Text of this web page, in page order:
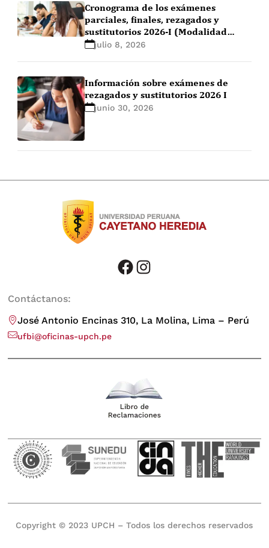
Cronograma de los exámenes
parciales, finales, rezagados y
sustitutorios 2026-I (Modalidad
Regular y PGE)
julio 8, 2026
Información sobre exámenes de
rezagados y sustitutorios 2026 I
junio 30, 2026
facebook instagram
Contáctanos:
José Antonio Encinas 310, La Molina, Lima – Perú
ufbi@oficinas-upch.pe
Copyright © 2023 UPCH – Todos los derechos reservados